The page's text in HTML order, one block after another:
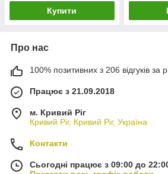
Купити
Про нас
100% позитивних з 206 відгуків за
Працює з 21.09.2018
м. Кривий Ріг
Кривий Ріг, Кривий Ріг, Україна
Контакти
Сьогодні працює з 09:00 до